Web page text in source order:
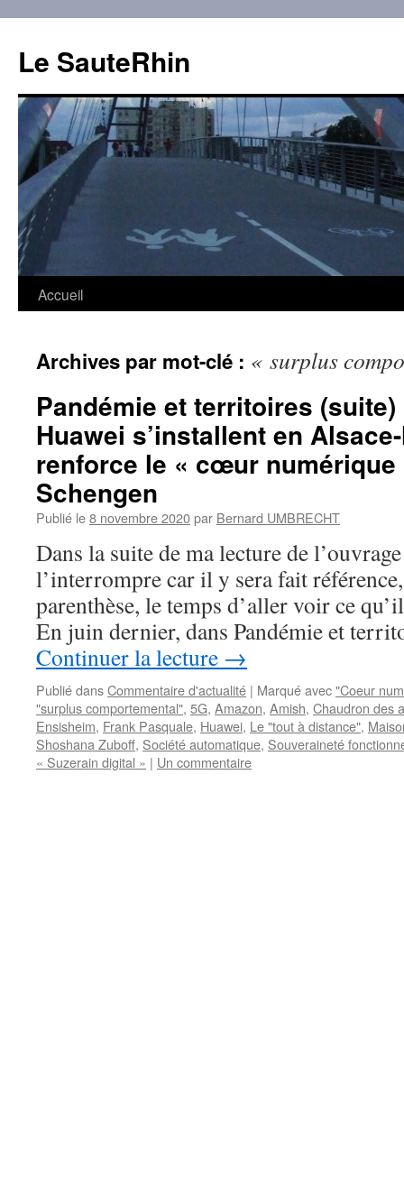
contenu
Le SauteRhin
Accueil
Archives par mot-clé : « surplus
Pandémie et territoires
Huawei s’installent en
renforce le « cœur numérique
Schengen
Publié le8 novembre 2020par Bernard UMBRECHT
Dans la suite de ma lecture de
l’interrompre car il y sera fait
parenthèse, le temps d’aller voir ce
En juin dernier, dans Pandémie et
Continuer la lecture →
Publié dansCommentaire d'actualité | Marqué avec"Coeur
"surplus comportemental", 5G, Amazon, Amish, Chaudron des
Ensisheim, Frank Pasquale, Huawei, Le "tout à distance",
Shoshana Zuboff, Société automatique, Souveraineté
« Suzerain digital » | Un commentaire